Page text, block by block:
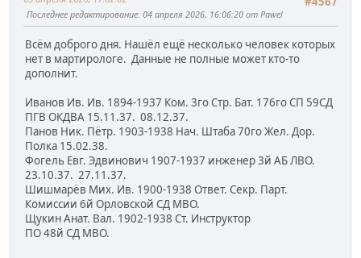
Последнее редактирование: 04 апреля 2026, 16:06:20 от Pawel
Всём доброго дня. Нашёл ещё несколько человек которых
нет в мартирологе. Данные не полные может кто-то
дополнит.
Иванов Ив. Ив. 1894-1937 Ком. 3го Стр. Бат. 176го СП 59СД
ПГВ ОКДВА 15.11.37. 08.12.37.
Панов Ник. Пётр. 1903-1938 Нач. Штаба 70го Жел. Дор.
Полка 15.02.38.
Фогель Евг. Эдвинович 1907-1937 инженер 3й АБ ЛВО.
23.10.37. 27.11.37.
Шишмарёв Мих. Ив. 1900-1938 Ответ. Секр. Парт.
Комиссии 6й Орловской СД МВО.
Щукин Анат. Вал. 1902-1938 Ст. Инструктор
ПО 48й СД МВО.